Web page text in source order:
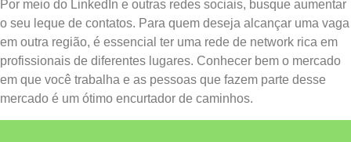
Por meio do LinkedIn e outras redes sociais, busque aumentar
o seu leque de contatos. Para quem deseja alcançar uma vaga
em outra região, é essencial ter uma rede de network rica em
profissionais de diferentes lugares. Conhecer bem o mercado
em que você trabalha e as pessoas que fazem parte desse
mercado é um ótimo encurtador de caminhos.